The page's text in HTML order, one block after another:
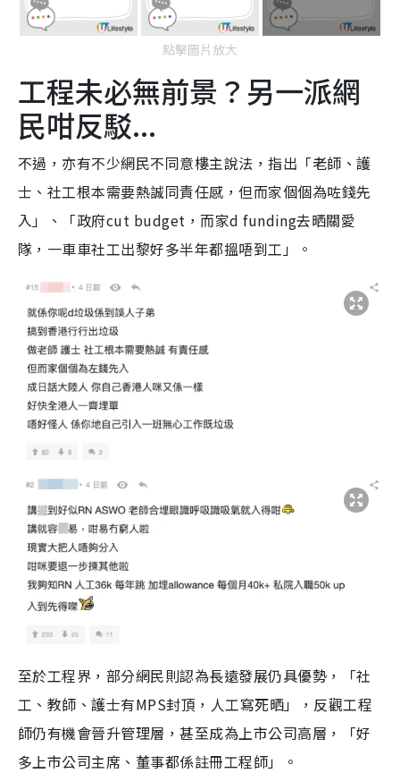
點擊圖片放大
工程未必無前景？另一派網
民咁反駁...
不過，亦有不少網民不同意樓主說法，指出「老師、護
士、社工根本需要熱誠同責任感，但而家個個為咗錢先
入」、「政府cut budget，而家d funding去晒關愛
隊，一車車社工出黎好多半年都搵唔到工」。
至於工程界，部分網民則認為長遠發展仍具優勢，「社
工、教師、護士有MPS封頂，人工寫死晒」，反觀工程
師仍有機會晉升管理層，甚至成為上市公司高層，「好
多上市公司主席、董事都係註冊工程師」。